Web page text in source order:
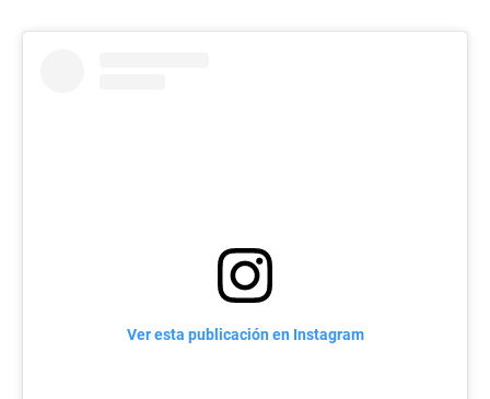
Ver esta publicación en Instagram